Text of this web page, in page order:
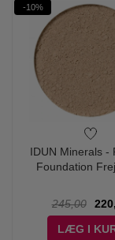
-10%
IDUN Minerals -
Foundation
245,00
LÆG I